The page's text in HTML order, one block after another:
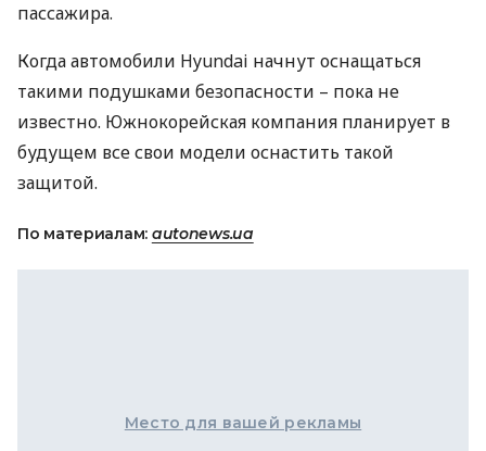
пассажира.
Когда автомобили Hyundai начнут оснащаться
такими подушками безопасности – пока не
известно. Южнокорейская компания планирует в
будущем все свои модели оснастить такой
защитой.
По материалам: autonews.ua
Место для вашей рекламы